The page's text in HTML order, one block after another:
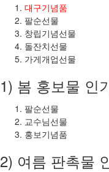
대구기념품
팔순선물
창립기념선물
돌잔치선물
가게개업선물
1) 봄 홍보물 인
팔순선물
교수님선물
홍보기념품
2) 여름 판촉물